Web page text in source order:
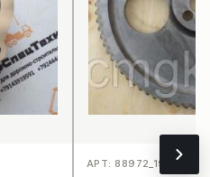
АРТ: 88972_1932